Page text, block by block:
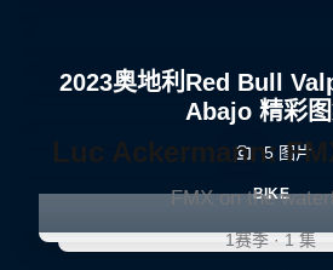
2023奥地利Red Bull
Abajo 精彩
5 图片
BIKE
Luc Ackermann:
FMX on the
1赛季 · 1 集